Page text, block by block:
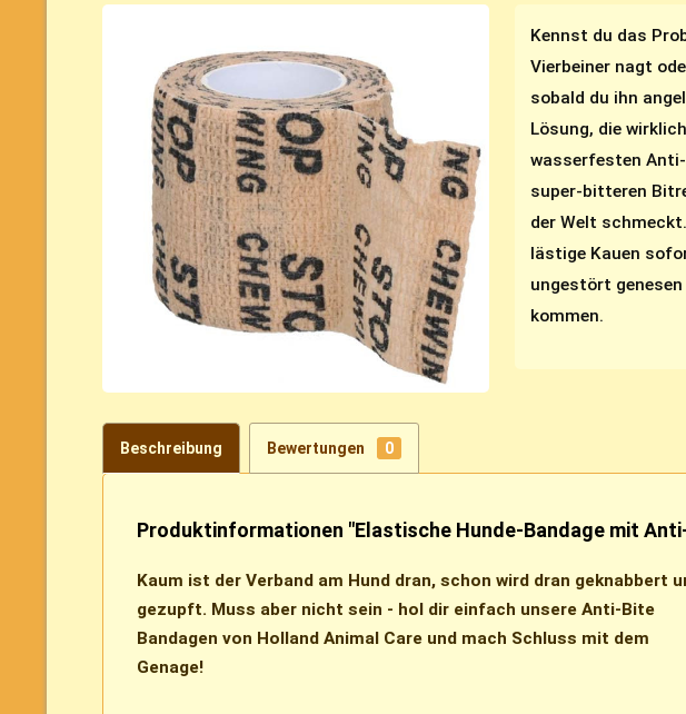
Kennst du das
Vierbeiner nagt
sobald du ihn
Lösung, die
wasserfesten
super-bitteren
der Welt
lästige Kauen
ungestört
kommen.
Beschreibung Bewertungen 0
Produktinformationen "Elastische Hunde-Bandage mit
Kaum ist der Verband am Hund dran, schon wird dran geknabbert
gezupft. Muss aber nicht sein - hol dir einfach unsere Anti-Bite
Bandagen von Holland Animal Care und mach Schluss mit dem
Genage!